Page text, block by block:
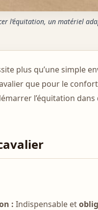
l’équitation, un matériel
plus qu’une simple
que pour le
l’équitation
: Indispensable et